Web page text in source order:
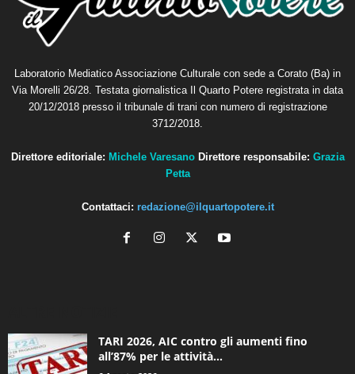
Laboratorio Mediatico Associazione Culturale con sede a Corato (Ba) in
Via Morelli 26/28. Testata giornalistica Il Quarto Potere registrata in data
20/12/2018 presso il tribunale di trani con numero di registrazione
3712/2018.
Direttore editoriale: Michele Varesano Direttore responsabile: Grazia
Petta
Contattaci: redazione@ilquartopotere.it
TARI 2026, AIC contro gli aumenti fino
all’87% per le attività...